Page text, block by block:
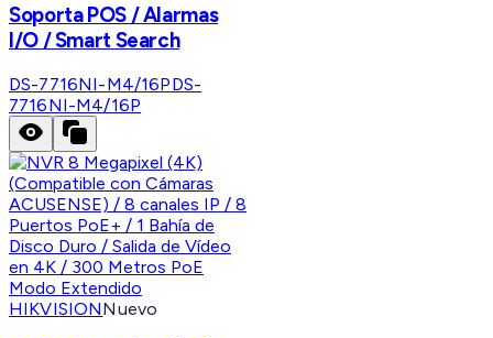
Soporta POS / Alarmas
I/O / Smart Search
DS-7716NI-M4/16PDS-
7716NI-M4/16P
HIKVISIONNuevo